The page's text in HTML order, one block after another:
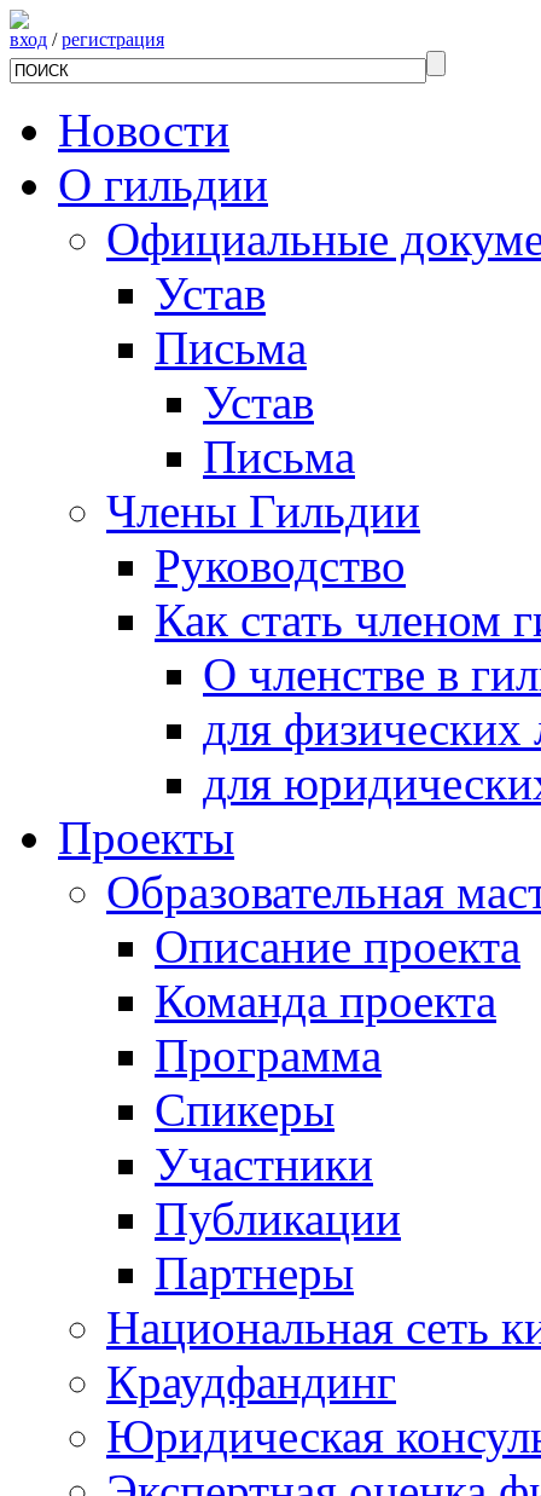
вход /регистрация
Новости
О гильдии
Официальные
Устав
Письма
Устав
Письма
Члены Гильдии
Руководство
Как стать членом
О членстве в
для физических
для
Проекты
Образовательная
Описание проекта
Команда проекта
Программа
Спикеры
Участники
Публикации
Партнеры
Национальная сеть
Краудфандинг
Юридическая